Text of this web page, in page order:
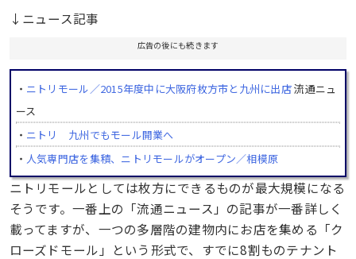
↓ニュース記事
広告の後にも続きます
・ ニトリモール／2015年度中に大阪府枚方市と九州に出店流通ニュ
ース
・ ニトリ 九州でもモール開業へ
・ 人気専門店を集積、ニトリモールがオープン／相模原
ニトリモールとしては枚方にできるものが最大規模になる
そうです。一番上の「流通ニュース」の記事が一番詳しく
載ってますが、一つの多層階の建物内にお店を集める「ク
ローズドモール」という形式で、すでに8割ものテナント